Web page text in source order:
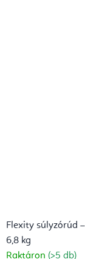
Flexity súlyzórúd
6,8 kg
Raktáron (>5 db)